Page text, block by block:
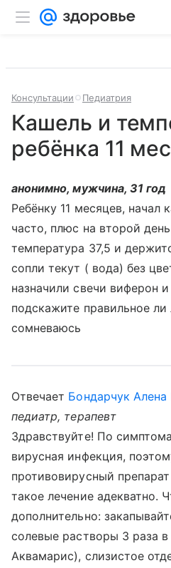
Консультации Педиатрия
Кашель и
ребёнка 11
анонимно, мужчина, 31 год
Ребёнку 11 месяцев, начал
часто, плюс на второй
температура 37,5 и
сопли текут ( вода) без
назначили свечи виферон
подскажите правильное ли
сомневаюсь
Отвечает Бондарчук Алена
педиатр, терапевт
Здравствуйте! По
вирусная инфекция,
противовирусный
такое лечение адекватно.
дополнительно:
солевые растворы 3 раза
Аквамарис), слизистое